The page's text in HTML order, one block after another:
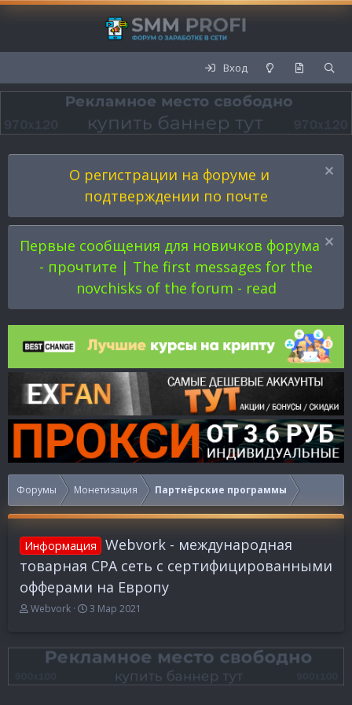
Вход
О регистрации на форуме и
подтверждении по почте
Первые сообщения для новичков форума
- прочтите | The first messages for the
novchisks of the forum - read
Форумы Монетизация Партнёрские программы
Информация
Webvork - международная
товарная СРА сеть с сертифицированными
офферами на Европу
А
о
Webvork
Д
а
н
3 Мар 2021